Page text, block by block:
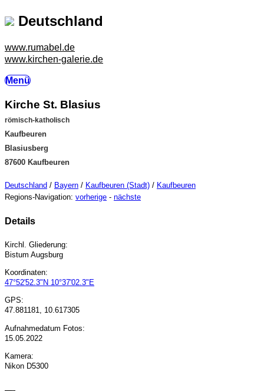
Deutschland
www.rumabel.de
www.kirchen-galerie.de
Menü
Kirche St. Blasius
römisch-katholisch
Kaufbeuren
Blasiusberg
87600 Kaufbeuren
Deutschland / Bayern / Kaufbeuren (Stadt) / Kaufbeuren
Regions-Navigation: vorherige - nächste
Details
Kirchl. Gliederung:
Bistum Augsburg
Koordinaten:
47°52'52.3"N 10°37'02.3"E
GPS:
47.881181, 10.617305
Aufnahmedatum Fotos:
15.05.2022
Kamera:
Nikon D5300